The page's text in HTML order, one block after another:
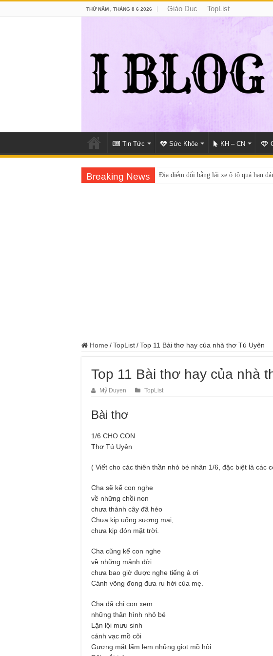
THỨ NĂM , THÁNG 8 6 2026 Giáo Dục TopList
Tin Tức Sức Khỏe KH – CN
Breaking News Địa điểm đổi bằng lái xe ô tô quá hạn
Home /TopList/Top 11 Bài thơ hay của nhà thơ Tú Uyên
Top 11 Bài thơ hay của nhà
Mỹ Duyen TopList
Bài thơ
1/6 CHO CON
Thơ Tú Uyên
( Viết cho các thiên thần nhỏ bé nhân 1/6, đặc biệt là các
Cha sẽ kể con nghe
về những chồi non
chưa thành cây đã héo
Chưa kịp uống sương mai,
chưa kịp đón mặt trời.
Cha cũng kể con nghe
về những mảnh đời
chưa bao giờ được nghe tiếng à ơi
Cánh võng đong đưa ru hời của mẹ.
Cha đã chỉ con xem
những thân hình nhỏ bé
Lặn lội mưu sinh
cánh vạc mồ côi
Gương mặt lấm lem những giọt mồ hôi